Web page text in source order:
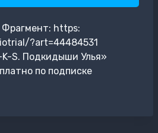
Фрагмент: https:
?art=44484531
S. Подкидыши Улья»
по подписке